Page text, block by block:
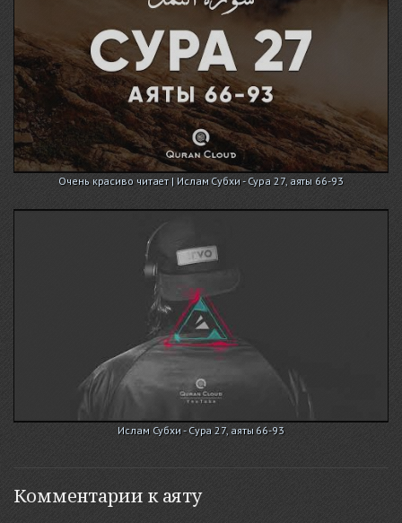
Очень красиво читает | Ислам Субхи - Сура 27, аяты 66-93
Ислам Субхи - Сура 27, аяты 66-93
Комментарии к аяту